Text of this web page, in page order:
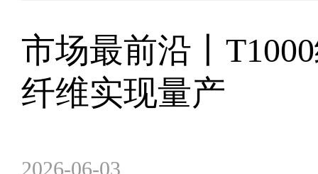
市场最前沿丨
纤维实现量产
2026-06-03